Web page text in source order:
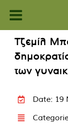
content
Τζεμίλ
των
Date: 19